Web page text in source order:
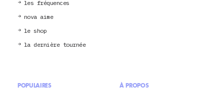
les fréquences
nova aime
le shop
la dernière tournée
POPULAIRES À PROPOS